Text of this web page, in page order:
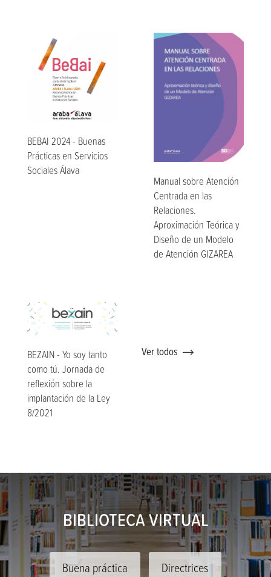
BEBAI 2024 - Buenas
Prácticas en Servicios
Sociales Álava
Manual sobre Atención
Centrada en las
Relaciones.
Aproximación Teórica y
Diseño de un Modelo
de Atención GIZAREA
BEZAIN - Yo soy tanto
como tú. Jornada de
reflexión sobre la
implantación de la Ley
8/2021
Ver todos
BIBLIOTECA VIRTUAL
Buena práctica
Directrices